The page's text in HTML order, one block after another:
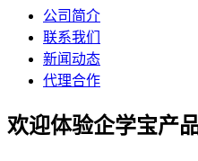
公司简介
联系我们
新闻动态
代理合作
欢迎体验企学宝产